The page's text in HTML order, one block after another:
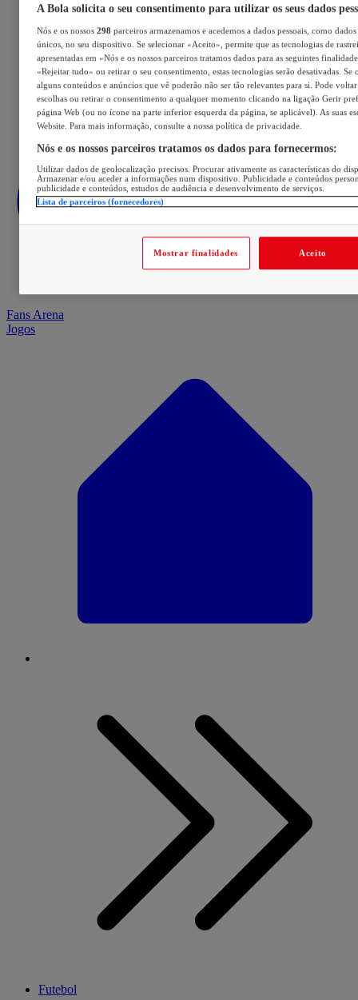
Fans Arena
Jogos
Futebol
A Bola solicita o seu consentimento para utilizar os seus dados
Nós e os nossos 298 parceiros armazenamos e acedemos a dados pessoais, como
únicos, no seu dispositivo. Se selecionar «Aceito», permite que as tecnologias de
apresentadas em «Nós e os nossos parceiros tratamos dados para as seguintes
«Rejeitar tudo» ou retirar o seu consentimento, estas tecnologias serão desativadas. Se
alguns conteúdos e anúncios que vê poderão não ser tão relevantes para si. Pode voltar
escolhas ou retirar o consentimento a qualquer momento clicando na ligação Gerir
página Web (ou no ícone na parte inferior esquerda da página, se aplicável). As suas
Website. Para mais informação, consulte a nossa política de privacidade.
Nós e os nossos parceiros tratamos os dados para fornecermos:
Utilizar dados de geolocalização precisos. Procurar ativamente as características do
Armazenar e/ou aceder a informações num dispositivo. Publicidade e conteúdos
publicidade e conteúdos, estudos de audiência e desenvolvimento de serviços.
Lista de parceiros (fornecedores)
Mostrar finalidades Aceito